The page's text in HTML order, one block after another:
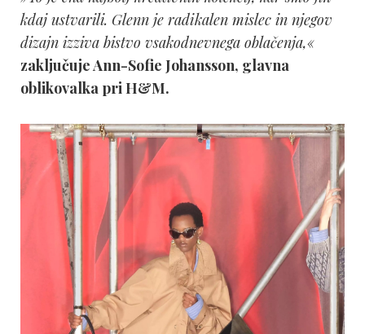
kdaj ustvarili. Glenn je radikalen mislec in njegov
dizajn izziva bistvo vsakodnevnega oblačenja,«
zaključuje Ann-Sofie Johansson, glavna
oblikovalka pri H&M.